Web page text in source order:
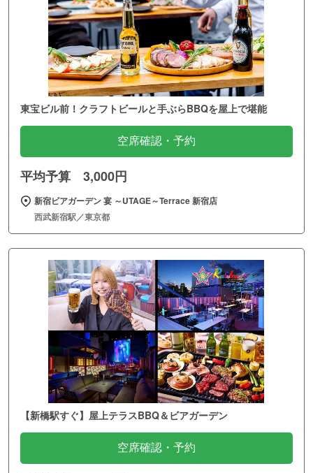
東宝ビル前！クラフトビールと手ぶらBBQを屋上で堪能
空席確認・予約
平均予算 3,000円
新宿ビアガーデン 宴 ～UTAGE～Terrace 新宿店
西武新宿駅／東京都
【新橋駅すぐ】屋上テラスBBQ＆ビアガーデン
空席確認・予約